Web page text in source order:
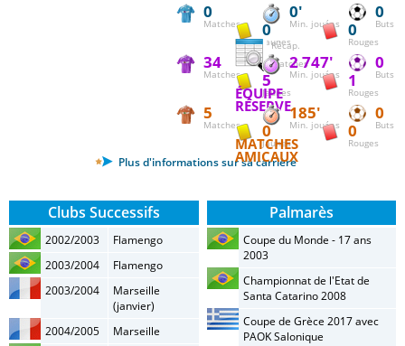
0
Matches
0'
Min. jouées
0
Buts
0
Jaunes
0
Rouges
Récap.
matches
34
Matches
2 747'
Min. jouées
0
Buts
5
Jaunes
1
Rouges
ÉQUIPE
RÉSERVE
5
Matches
185'
Min. jouées
0
Buts
0
Jaunes
0
Rouges
MATCHES
AMICAUX
Plus d'informations sur sa carrière
Clubs Successifs
2002/2003
Flamengo
2003/2004
Flamengo
2003/2004
Marseille
(janvier)
2004/2005
Marseille
Palmarès
Coupe du Monde - 17 ans
2003
Championnat de l'Etat de
Santa Catarino 2008
Coupe de Grèce 2017 avec
PAOK Salonique